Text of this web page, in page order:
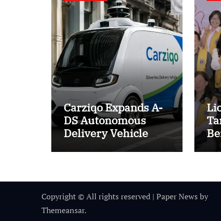
Carziqo Expands A-
DS Autonomous
Delivery Vehicle
Operations to New
Copyright © All rights reserved | Paper News by
Themeansar.